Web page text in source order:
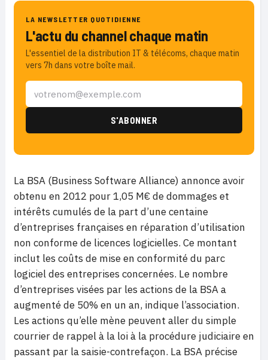
LA NEWSLETTER QUOTIDIENNE
L'actu du channel chaque matin
L'essentiel de la distribution IT & télécoms, chaque matin
vers 7h dans votre boîte mail.
La BSA (Business Software Alliance) annonce avoir
obtenu en 2012 pour 1,05 M€ de dommages et
intérêts cumulés de la part d’une centaine
d’entreprises françaises en réparation d’utilisation
non conforme de licences logicielles. Ce montant
inclut les coûts de mise en conformité du parc
logiciel des entreprises concernées. Le nombre
d’entreprises visées par les actions de la BSA a
augmenté de 50% en un an, indique l’association.
Les actions qu’elle mène peuvent aller du simple
courrier de rappel à la loi à la procédure judiciaire en
passant par la saisie-contrefaçon. La BSA précise